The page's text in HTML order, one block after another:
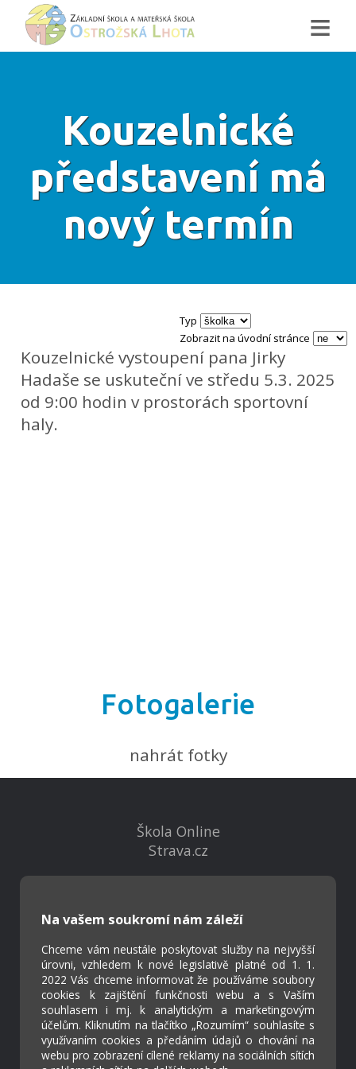
≡
Kouzelnické
představení má
nový termín
Typ
Zobrazit na úvodní stránce
Kouzelnické vystoupení pana Jirky
Hadaše se uskuteční ve středu 5.3. 2025
od 9:00 hodin v prostorách sportovní
haly.
Fotogalerie
nahrát fotky
Na vašem soukromí nám záleží
Chceme vám neustále poskytovat služby na nejvyšší
úrovni, vzhledem k nové legislativě platné od 1. 1.
2022 Vás chceme informovat že používáme soubory
cookies k zajištění funkčnosti webu a s Vaším
souhlasem i mj. k analytickým a marketingovým
účelům. Kliknutím na tlačítko „Rozumím“ souhlasíte s
využívaním cookies a předáním údajů o chování na
webu pro zobrazení cílené reklamy na sociálních sítích
Škola Online
Strava.cz
Projekty
Cookies
Přístupnost
Přihlášení